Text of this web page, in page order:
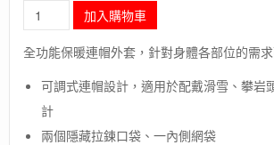
毛
象-
美
Black
Diamond
加入購物車
全功能保暖連帽外套，針對身體各部位的需
可調式連帽設計，適用於配戴滑雪、攀岩
計
兩個隱藏拉鍊口袋、一內側網袋